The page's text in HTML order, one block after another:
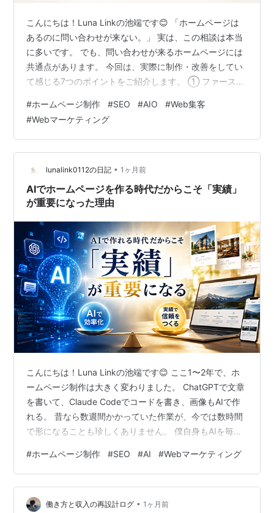
こんにちは！Luna Linkの池端です😊 「ホームページは
あるのに問い合わせが来ない。」 実は、この相談は本当
に多いです。 でも、問い合わせが来るホームページには
共通点があります。 今回は、実際に制作・改善をしてい
て感じる7つのポイントをご紹介します。 ① ファースト
社か 誰向けなのか 何が強みなのか これが伝わらない
と、多くの人は離脱します。 ② 実績が豊富 実績は信頼
です。 制作実績や施工事例、お客様の声があるだけで問
い合わせ率は大きく変わります。 ③ 問い合わせ導線が
分かりやすい 問い合わせボタンが小さい。 下までスクロ
ールしないと…
#ホームページ制作 #SEO #AIO #Web集客
#Webマーケティング
lunalink0112の日記 • 1ヶ月前
AIでホームページを作る時代だからこそ「実績」
が重要になった理由
こんにちは！Luna Linkの池端です😊 ここ1〜2年で、ホ
ームページ制作は大きく変わりました。 ChatGPTで文章
を書いて、Claude Codeでコードを書き、画像もAIで作
れる。 昔なら数週間かかっていた作業が、今では数時間
で形になることも珍しくありません。 僕自身もAIを毎日
てもいいくらいです。 でも、AIがここまで進化したから
こそ、以前より大切になったものがあります。 それが
**「実績」**です。 誰でも作れる時代になった 少し前ま
では、 「ホームページを作れます。」 というだけで価値
#ホームページ制作 #SEO #AI #Webマーケティング
働き方と収入の再設計ログ • 1ヶ月前